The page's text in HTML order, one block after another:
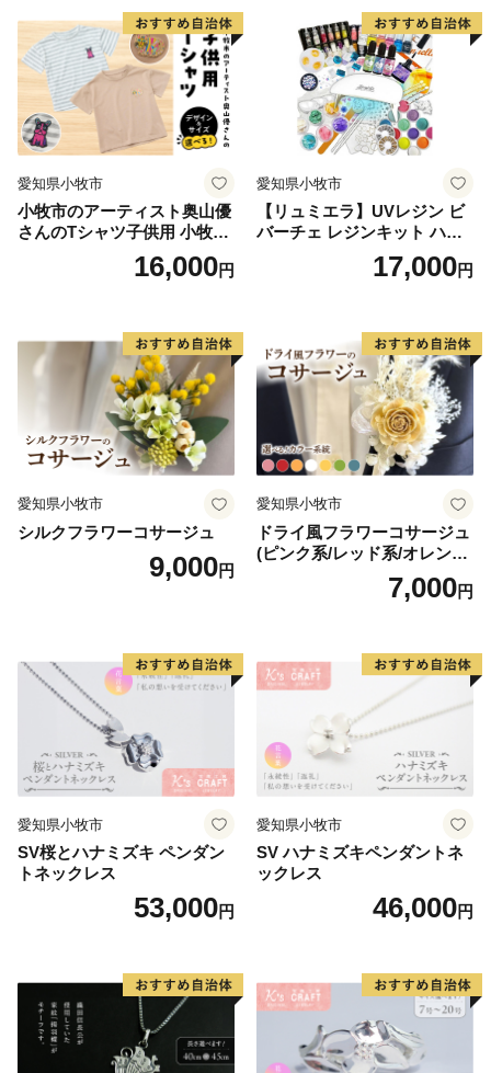
愛知県小牧市
小牧市のアーティスト奥山優
さんのTシャツ子供用 小牧市
16,000円
愛知県小牧市
【リュミエラ】UVレジン ビ
バーチェ レジンキット ハン
ドメイド レジンクラフト ア
クセサリーキット 手作り セ
17,000円
愛知県小牧市
シルクフラワーコサージュ
9,000円
愛知県小牧市
ドライ風フラワーコサージュ
(ピンク系/レッド系/オレンジ
系/ホワイト系/イエロー系/グ
リーン系/ブルー系）7,000円
愛知県小牧市
SV桜とハナミズキ ペンダン
トネックレス
53,000円
愛知県小牧市
SV ハナミズキペンダントネ
ックレス
46,000円